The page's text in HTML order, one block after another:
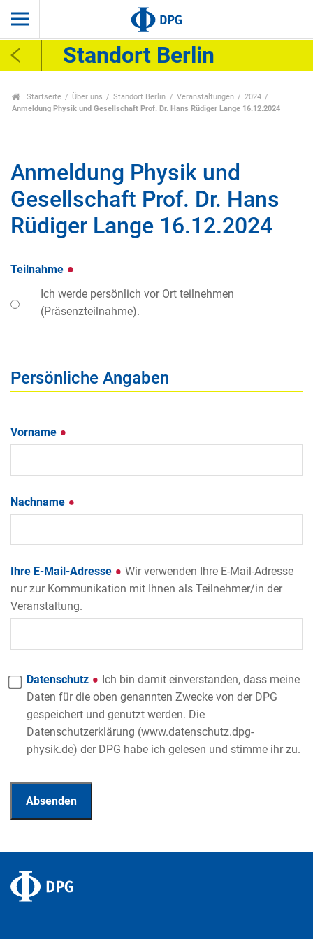
Standort Berlin
Startseite Über uns Standort Berlin Veranstaltungen
2024
Anmeldung Physik und Gesellschaft Prof. Dr. Hans Rüdiger Lange 16.12.2024
Anmeldung Physik und
Gesellschaft Prof. Dr. Hans
Rüdiger Lange 16.12.2024
Teilnahme
Ich werde persönlich vor Ort teilnehmen
(Präsenzteilnahme).
Persönliche Angaben
Vorname
Nachname
Ihre E-Mail-Adresse
Wir verwenden Ihre E-Mail-Adresse
nur zur Kommunikation mit Ihnen als Teilnehmer/in der
Veranstaltung.
Datenschutz
Ich bin damit einverstanden, dass meine
Daten für die oben genannten Zwecke von der DPG
gespeichert und genutzt werden. Die
Datenschutzerklärung (www.datenschutz.dpg-
physik.de) der DPG habe ich gelesen und stimme ihr zu.